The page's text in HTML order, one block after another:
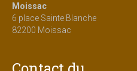
Moissac
6 place Sainte Blanche
82200 Moissac